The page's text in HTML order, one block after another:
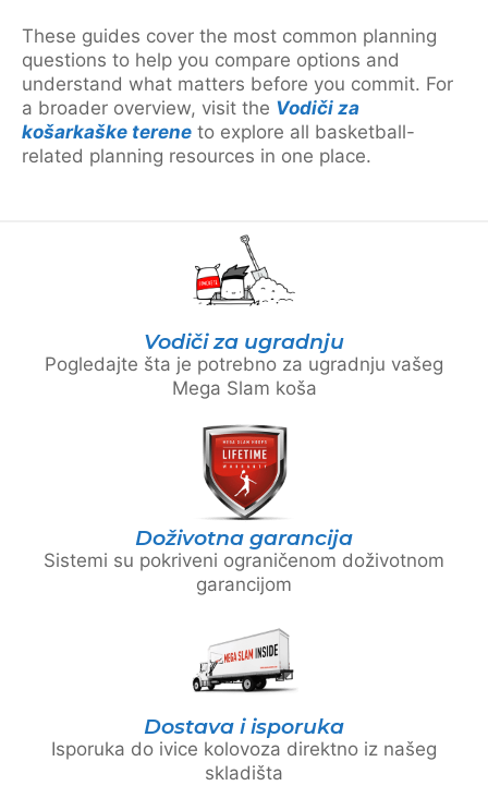
These guides cover the most common planning
questions to help you compare options and
understand what matters before you commit. For
a broader overview, visit the Vodiči za
košarkaške terene to explore all basketball-
related planning resources in one place.
Vodiči za ugradnju
Pogledajte šta je potrebno za ugradnju vašeg
Mega Slam koša
Doživotna garancija
Sistemi su pokriveni ograničenom doživotnom
garancijom
Dostava i isporuka
Isporuka do ivice kolovoza direktno iz našeg
skladišta